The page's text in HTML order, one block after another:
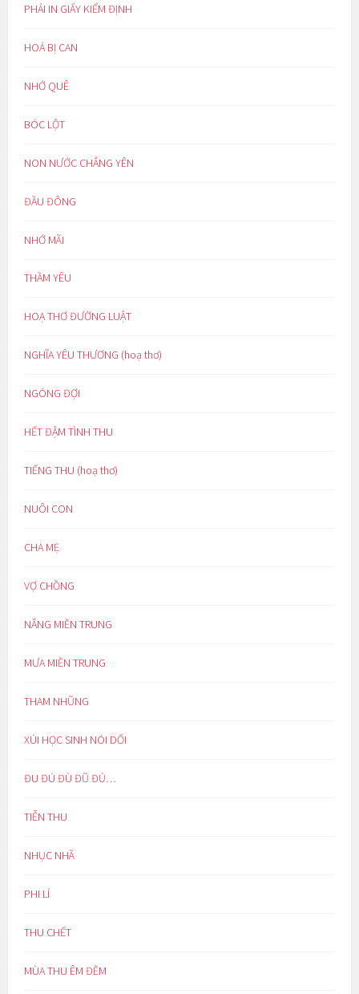
PHẢI IN GIẤY KIỂM ĐỊNH
HOÁ BỊ CAN
NHỚ QUÊ
BÓC LỘT
NON NƯỚC CHẲNG YÊN
ĐẦU ĐÔNG
NHỚ MÃI
THẦM YÊU
HOẠ THƠ ĐƯỜNG LUẬT
NGHĨA YÊU THƯƠNG (hoạ thơ)
NGÓNG ĐỢI
HẾT ĐẬM TÌNH THU
TIẾNG THU (hoạ thơ)
NUÔI CON
CHA MẸ
VỢ CHỒNG
NẮNG MIỀN TRUNG
MƯA MIỀN TRUNG
THAM NHŨNG
XÚI HỌC SINH NÓI DỐI
ĐU ĐÚ ĐÙ ĐŨ ĐỦ…
TIỄN THU
NHỤC NHÃ
PHI LÍ
THU CHẾT
MÙA THU ÊM ĐỀM